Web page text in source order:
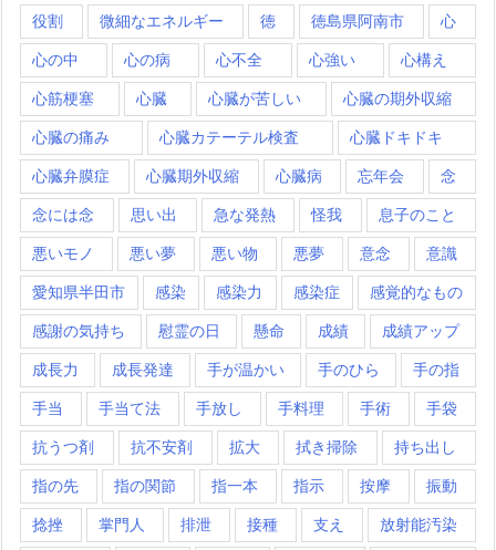
役割 微細なエネルギー 徳 徳島県阿南市 心
心の中 心の病 心不全 心強い 心構え
心筋梗塞 心臓 心臓が苦しい 心臓の期外収縮
心臓の痛み 心臓カテーテル検査 心臓ドキドキ
心臓弁膜症 心臓期外収縮 心臓病 忘年会 念
念には念 思い出 急な発熱 怪我 息子のこと
悪いモノ 悪い夢 悪い物 悪夢 意念 意識
愛知県半田市 感染 感染力 感染症 感覚的なもの
感謝の気持ち 慰霊の日 懸命 成績 成績アップ
成長力 成長発達 手が温かい 手のひら 手の指
手当 手当て法 手放し 手料理 手術 手袋
抗うつ剤 抗不安剤 拡大 拭き掃除 持ち出し
指の先 指の関節 指一本 指示 按摩 振動
捻挫 掌門人 排泄 接種 支え 放射能汚染